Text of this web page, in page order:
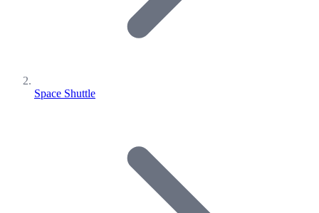
Space Shuttle